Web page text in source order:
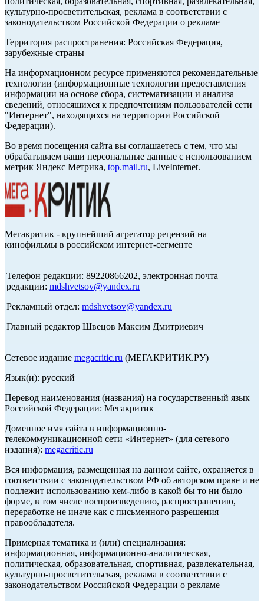
культурно-просветительская, реклама в соответствии с
законодательством Российской Федерации о рекламе
Территория распространения: Российская Федерация,
зарубежные страны
На информационном ресурсе применяются рекомендательные
технологии (информационные технологии предоставления
информации на основе сбора, систематизации и анализа
сведений, относящихся к предпочтениям пользователей сети
"Интернет", находящихся на территории Российской
Федерации).
Во время посещения сайта вы соглашаетесь с тем, что мы
обрабатываем ваши персональные данные с использованием
метрик Яндекс Метрика, top.mail.ru, LiveInternet.
Мегакритик - крупнейший агрегатор рецензий на
кинофильмы в российском интернет-сегменте
Телефон редакции: 89220866202, электронная почта
редакции: mdshvetsov@yandex.ru
Рекламный отдел: mdshvetsov@yandex.ru
Главный редактор Швецов Максим Дмитриевич
Сетевое издание megacritic.ru (МЕГАКРИТИК.РУ)
Язык(и): русский
Перевод наименования (названия) на государственный язык
Российской Федерации: Мегакритик
Доменное имя сайта в информационно-
телекоммуникационной сети «Интернет» (для сетевого
издания): megacritic.ru
Вся информация, размещенная на данном сайте, охраняется в
соответствии с законодательством РФ об авторском праве и не
подлежит использованию кем-либо в какой бы то ни было
форме, в том числе воспроизведению, распространению,
переработке не иначе как с письменного разрешения
правообладателя.
Примерная тематика и (или) специализация:
информационная, информационно-аналитическая,
политическая, образовательная, спортивная, развлекательная,
культурно-просветительская, реклама в соответствии с
законодательством Российской Федерации о рекламе